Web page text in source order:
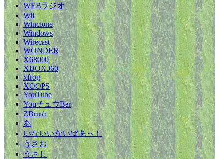
WEBラジオ
Wii
Winclone
Windows
Wirecast
WONDER
X68000
XBOX360
xfrog
XOOPS
YouTube
YouチュウBer
ZBrush
あ
いないいないばあっ！
うさお
うさじ